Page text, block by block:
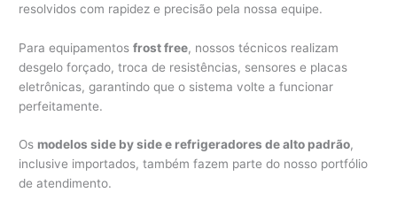
resolvidos com rapidez e precisão pela nossa equipe.
Para equipamentosfrost free, nossos técnicos realizam
desgelo forçado, troca de resistências, sensores e placas
eletrônicas, garantindo que o sistema volte a funcionar
perfeitamente.
Os modelos side by side e refrigeradores de alto padrão,
inclusive importados, também fazem parte do nosso portfólio
de atendimento.